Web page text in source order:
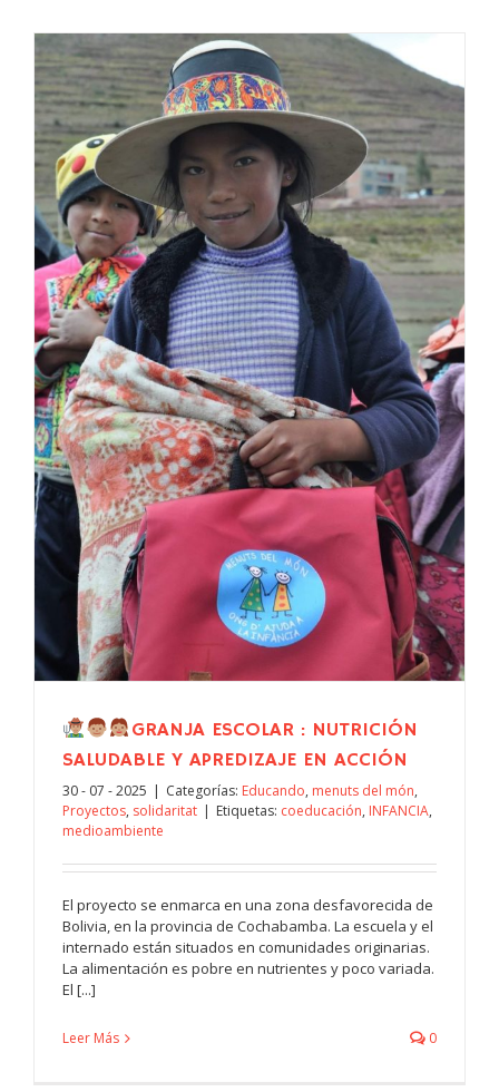
GRANJA ESCOLAR : NUTRICIÓN
SALUDABLE Y APREDIZAJE EN ACCIÓN
30 - 07 - 2025 | Categorías: Educando, menuts del món,
Proyectos, solidaritat | Etiquetas: coeducación, INFANCIA,
medioambiente
El proyecto se enmarca en una zona desfavorecida de
Bolivia, en la provincia de Cochabamba. La escuela y el
internado están situados en comunidades originarias.
La alimentación es pobre en nutrientes y poco variada.
El [...]
Leer Más 0